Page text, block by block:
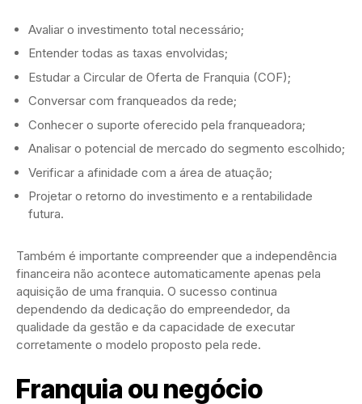
Avaliar o investimento total necessário;
Entender todas as taxas envolvidas;
Estudar a Circular de Oferta de Franquia (COF);
Conversar com franqueados da rede;
Conhecer o suporte oferecido pela franqueadora;
Analisar o potencial de mercado do segmento escolhido;
Verificar a afinidade com a área de atuação;
Projetar o retorno do investimento e a rentabilidade
futura.
Também é importante compreender que a independência
financeira não acontece automaticamente apenas pela
aquisição de uma franquia. O sucesso continua
dependendo da dedicação do empreendedor, da
qualidade da gestão e da capacidade de executar
corretamente o modelo proposto pela rede.
Franquia ou negócio